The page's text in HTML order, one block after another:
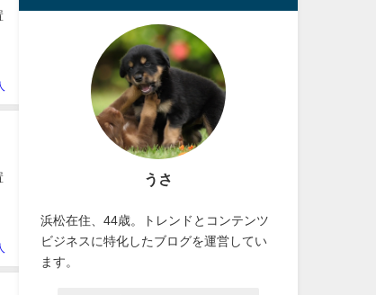
うさ
浜松在住、44歳。トレンドとコンテンツ
ビジネスに特化したブログを運営してい
ます。